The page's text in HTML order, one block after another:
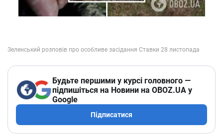
Будьте першими у курсі головного —
підпишіться на Новини на OBOZ.UA у
Google
Підписатися